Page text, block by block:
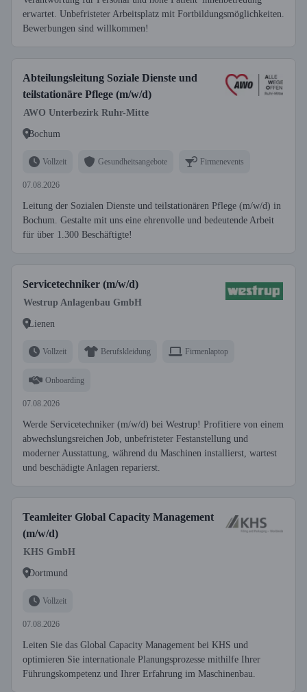
erwartet. Unbefristeter Arbeitsplatz mit Fortbildungsmöglichkeiten.
Bewerbungen sind willkommen!
Abteilungsleitung Soziale Dienste und
teilstationäre Pflege (m/w/d)
AWO Unterbezirk Ruhr-Mitte
Bochum
Vollzeit Gesundheitsangebote Firmenevents
07.08.2026
Leitung der Sozialen Dienste und teilstationären Pflege (m/w/d) in
Bochum. Gestalte mit uns eine ehrenvolle und bedeutende Arbeit
für über 1.300 Beschäftigte!
Servicetechniker (m/w/d)
Westrup Anlagenbau GmbH
Lienen
Vollzeit Berufskleidung Firmenlaptop
Onboarding
07.08.2026
Werde Servicetechniker (m/w/d) bei Westrup! Profitiere von einem
abwechslungsreichen Job, unbefristeter Festanstellung und
moderner Ausstattung, während du Maschinen installierst, wartest
und beschädigte Anlagen reparierst.
Teamleiter Global Capacity Management
(m/w/d)
KHS GmbH
Dortmund
Vollzeit
07.08.2026
Leiten Sie das Global Capacity Management bei KHS und
optimieren Sie internationale Planungsprozesse mithilfe Ihrer
Führungskompetenz und Ihrer Erfahrung im Maschinenbau.